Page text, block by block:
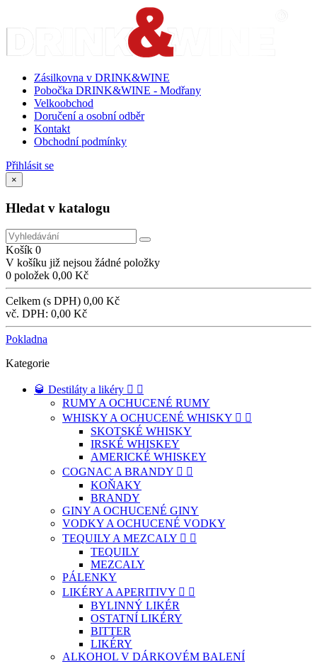
Zásilkovna v DRINK&WINE
Pobočka DRINK&WINE - Modřany
Velkoobchod
Doručení a osobní odběr
Kontakt
Obchodní podmínky
Přihlásit se
×
Hledat v katalogu
Košík 0
V košíku již nejsou žádné položky
0 položek 0,00 Kč
Celkem (s DPH) 0,00 Kč
vč. DPH: 0,00 Kč
Pokladna
Kategorie
🥃 Destiláty a likéry  
RUMY A OCHUCENÉ RUMY
WHISKY A OCHUCENÉ WHISKY  
SKOTSKÉ WHISKY
IRSKÉ WHISKEY
AMERICKÉ WHISKEY
COGNAC A BRANDY  
KOŇAKY
BRANDY
GINY A OCHUCENÉ GINY
VODKY A OCHUCENÉ VODKY
TEQUILY A MEZCALY  
TEQUILY
MEZCALY
PÁLENKY
LIKÉRY A APERITIVY  
BYLINNÝ LIKÉR
OSTATNÍ LIKÉRY
BITTER
LIKÉRY
ALKOHOL V DÁRKOVÉM BALENÍ